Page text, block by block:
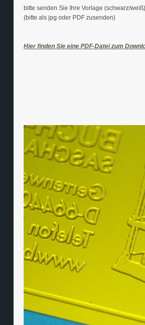
bitte senden Sie Ihre Vorlage (schwarz/
(bitte als jpg oder PDF zusenden)
Hier finden Sie eine PDF-Datei zum